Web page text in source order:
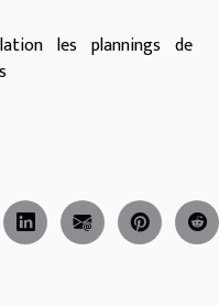
les plannings de